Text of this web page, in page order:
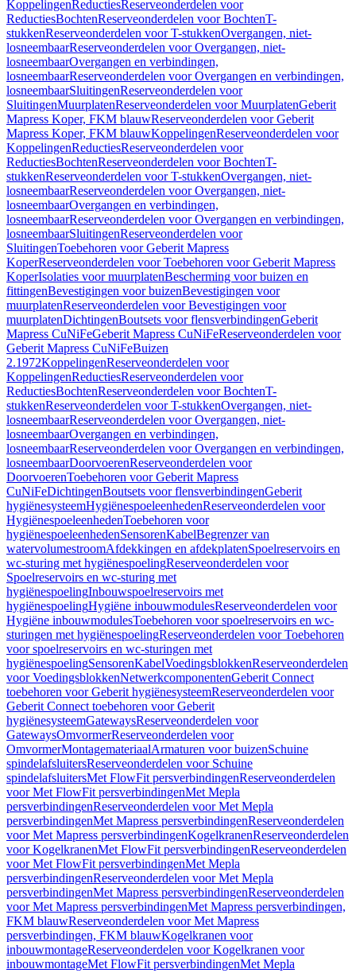
KoppelingenReductiesReserveonderdelen voor
ReductiesBochtenReserveonderdelen voor BochtenT-
stukkenReserveonderdelen voor T-stukkenOvergangen, niet-
losneembaarReserveonderdelen voor Overgangen, niet-
losneembaarOvergangen en verbindingen,
losneembaarReserveonderdelen voor Overgangen en verbindingen,
losneembaarSluitingenReserveonderdelen voor
SluitingenMuurplatenReserveonderdelen voor MuurplatenGeberit
Mapress Koper, FKM blauwReserveonderdelen voor Geberit
Mapress Koper, FKM blauwKoppelingenReserveonderdelen voor
KoppelingenReductiesReserveonderdelen voor
ReductiesBochtenReserveonderdelen voor BochtenT-
stukkenReserveonderdelen voor T-stukkenOvergangen, niet-
losneembaarReserveonderdelen voor Overgangen, niet-
losneembaarOvergangen en verbindingen,
losneembaarReserveonderdelen voor Overgangen en verbindingen,
losneembaarSluitingenReserveonderdelen voor
SluitingenToebehoren voor Geberit Mapress
KoperReserveonderdelen voor Toebehoren voor Geberit Mapress
KoperIsolaties voor muurplatenBescherming voor buizen en
fittingenBevestigingen voor buizenBevestigingen voor
muurplatenReserveonderdelen voor Bevestigingen voor
muurplatenDichtingenBoutsets voor flensverbindingenGeberit
Mapress CuNiFeGeberit Mapress CuNiFeReserveonderdelen voor
Geberit Mapress CuNiFeBuizen
2.1972KoppelingenReserveonderdelen voor
KoppelingenReductiesReserveonderdelen voor
ReductiesBochtenReserveonderdelen voor BochtenT-
stukkenReserveonderdelen voor T-stukkenOvergangen, niet-
losneembaarReserveonderdelen voor Overgangen, niet-
losneembaarOvergangen en verbindingen,
losneembaarReserveonderdelen voor Overgangen en verbindingen,
losneembaarDoorvoerenReserveonderdelen voor
DoorvoerenToebehoren voor Geberit Mapress
CuNiFeDichtingenBoutsets voor flensverbindingenGeberit
hygiënesysteemHygiënespoeleenhedenReserveonderdelen voor
HygiënespoeleenhedenToebehoren voor
hygiënespoeleenhedenSensorenKabelBegrenzer van
watervolumestroomAfdekkingen en afdekplatenSpoelreservoirs en
wc-sturing met hygiënespoelingReserveonderdelen voor
Spoelreservoirs en wc-sturing met
hygiënespoelingInbouwspoelreservoirs met
hygiënespoelingHygiëne inbouwmodulesReserveonderdelen voor
Hygiëne inbouwmodulesToebehoren voor spoelreservoirs en wc-
sturingen met hygiënespoelingReserveonderdelen voor Toebehoren
voor spoelreservoirs en wc-sturingen met
hygiënespoelingSensorenKabelVoedingsblokkenReserveonderdelen
voor VoedingsblokkenNetwerkcomponentenGeberit Connect
toebehoren voor Geberit hygiënesysteemReserveonderdelen voor
Geberit Connect toebehoren voor Geberit
hygiënesysteemGatewaysReserveonderdelen voor
GatewaysOmvormerReserveonderdelen voor
OmvormerMontagemateriaalArmaturen voor buizenSchuine
spindelafsluitersReserveonderdelen voor Schuine
spindelafsluitersMet FlowFit persverbindingenReserveonderdelen
voor Met FlowFit persverbindingenMet Mepla
persverbindingenReserveonderdelen voor Met Mepla
persverbindingenMet Mapress persverbindingenReserveonderdelen
voor Met Mapress persverbindingenKogelkranenReserveonderdelen
voor KogelkranenMet FlowFit persverbindingenReserveonderdelen
voor Met FlowFit persverbindingenMet Mepla
persverbindingenReserveonderdelen voor Met Mepla
persverbindingenMet Mapress persverbindingenReserveonderdelen
voor Met Mapress persverbindingenMet Mapress persverbindingen,
FKM blauwReserveonderdelen voor Met Mapress
persverbindingen, FKM blauwKogelkranen voor
inbouwmontageReserveonderdelen voor Kogelkranen voor
inbouwmontageMet FlowFit persverbindingenMet Mepla